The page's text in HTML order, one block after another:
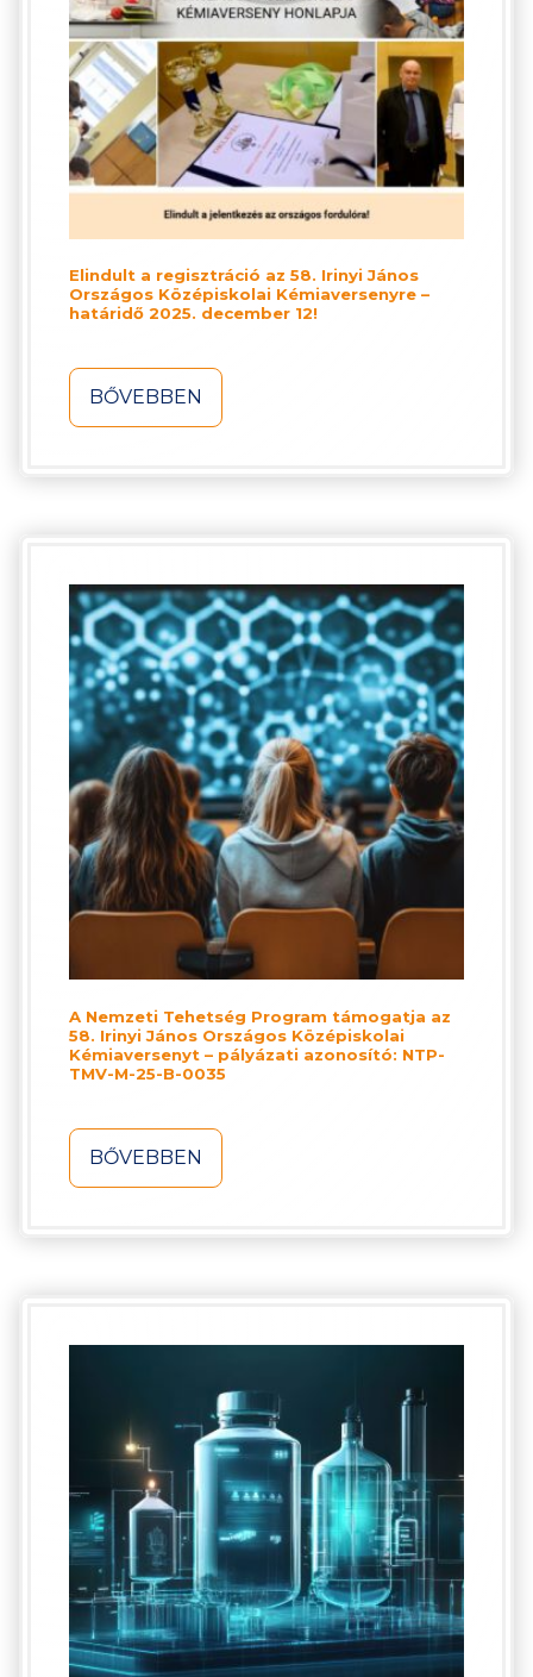
Elindult a regisztráció az 58. Irinyi János
Országos Középiskolai Kémiaversenyre –
határidő 2025. december 12!
BŐVEBBEN
A Nemzeti Tehetség Program támogatja az
58. Irinyi János Országos Középiskolai
Kémiaversenyt – pályázati azonosító: NTP-
TMV-M-25-B-0035
BŐVEBBEN